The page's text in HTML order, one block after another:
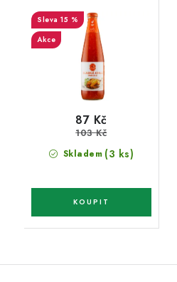
15 %
Akce
Skladem (3 ks)
87 Kč
103 Kč